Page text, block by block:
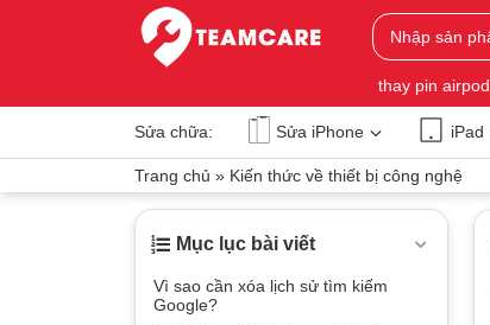
thay pin airpod
Sửa chữa: Sửa iPhone iPad
Trang chủ » Kiến thức về thiết bị công nghệ
Mục lục bài viết
Vì sao cần xóa lịch sử tìm kiếm
Google?